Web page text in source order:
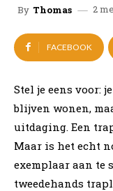
By Thomas 2
FACEBOOK
Stel je eens voor:
blijven wonen,
uitdaging. Een
Maar is het echt
exemplaar aan te
tweedehands